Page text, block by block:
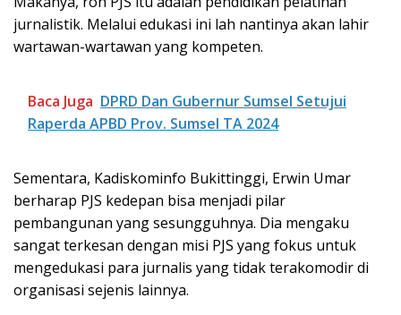
jurnalistik. Melalui edukasi ini lah nantinya akan lahir
wartawan-wartawan yang kompeten.
Baca Juga DPRD Dan Gubernur Sumsel Setujui
Raperda APBD Prov. Sumsel TA 2024
Sementara, Kadiskominfo Bukittinggi, Erwin Umar
berharap PJS kedepan bisa menjadi pilar
pembangunan yang sesungguhnya. Dia mengaku
sangat terkesan dengan misi PJS yang fokus untuk
mengedukasi para jurnalis yang tidak terakomodir di
organisasi sejenis lainnya.